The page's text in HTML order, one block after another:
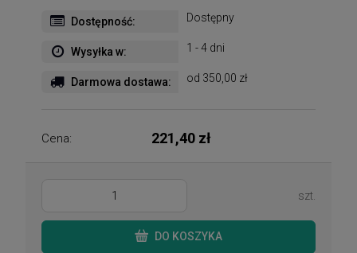
Dostępność: Dostępny
Wysyłka w: 1 - 4 dni
Darmowa dostawa: od 350,00 zł
Cena: 221,40 zł
szt.
DO KOSZYKA